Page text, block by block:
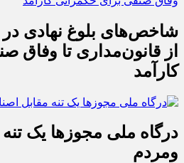
شاخص‌های بلوغ نهادی در
از قانون‌مداری تا وفاق
کارآمد
درگاه ملی مجوزها یک
ومردم